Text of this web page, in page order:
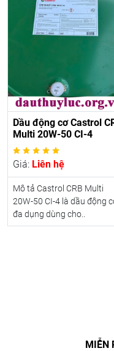
Dầu động cơ Castrol
Multi 20W-50 CI-4
Giá: Liên hệ
Mô tả Castrol CRB Multi
20W-50 CI-4 là dầu động
đa dụng dùng cho..
MIỄN